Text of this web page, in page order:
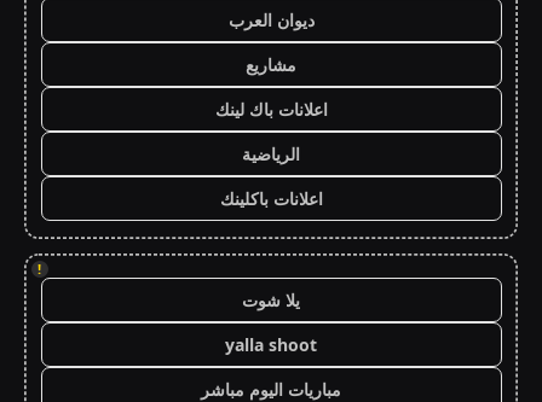
ديوان العرب
مشاريع
اعلانات باك لينك
الرياضية
اعلانات باكلينك
!
يلا شوت
yalla shoot
مباريات اليوم مباشر